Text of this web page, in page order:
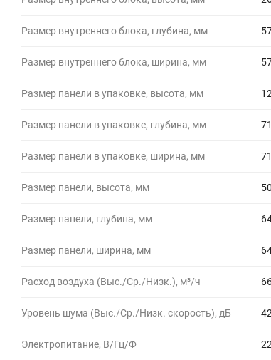
Размер внутреннего блока, глубина, мм
Размер внутреннего блока, ширина, мм
Размер панели в упаковке, высота, мм
Размер панели в упаковке, глубина, мм
Размер панели в упаковке, ширина, мм
Размер панели, высота, мм 50
Размер панели, глубина, мм
Размер панели, ширина, мм
Расход воздуха (Выс./Ср./Низк.), м³/ч
Уровень шума (Выс./Ср./Низк. скорость), дБ
Электропитание, В/Гц/Ф